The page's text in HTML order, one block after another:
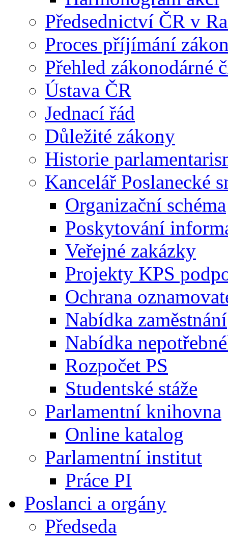
Předsednictví ČR v
Proces příjímání
Přehled zákonodárné
Ústava ČR
Jednací řád
Důležité zákony
Historie
Kancelář Poslanecké
Organizační schéma
Poskytování
Veřejné zakázky
Projekty KPS
Ochrana
Nabídka zaměstnání
Nabídka
Rozpočet PS
Studentské stáže
Parlamentní knihovna
Online katalog
Parlamentní institut
Práce PI
Poslanci a orgány
Předseda